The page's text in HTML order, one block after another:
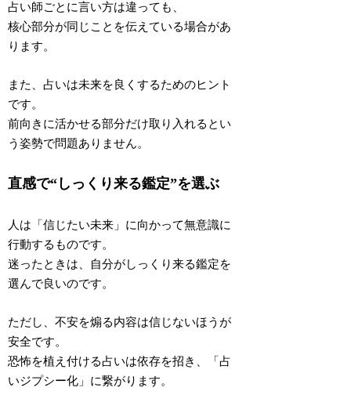
占い師ごとに言い方は違っても、
核心部分が同じことを伝えている場合があ
ります。
また、占いは未来を良くするためのヒント
です。
前向きに活かせる部分だけ取り入れる とい
う姿勢で問題ありません。
直感で“しっくり来る鑑定”を選ぶ
人は「信じたい未来」に向かって無意識に
行動するものです。
迷ったときは、
自分がしっくり来る鑑定を
選んで良いのです。
ただし、不安を煽る内容は信じないほうが
安全です。
恐怖を植え付ける占いは依存を招き、「占
いジプシー化」に繋がります。